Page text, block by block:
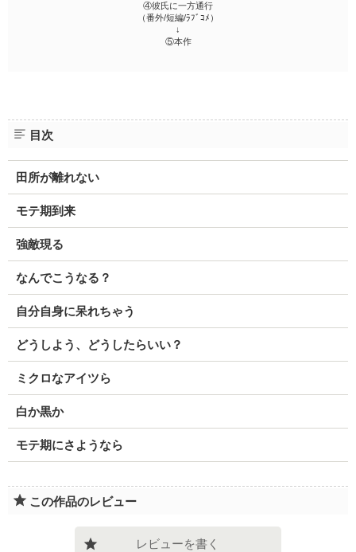
④彼氏に一方通行
（番外/短編/ﾗﾌﾞｺﾒ）
↓
⑤本作
目次
田所が離れない
モテ期到来
強敵現る
なんでこうなる？
自分自身に呆れちゃう
どうしよう、どうしたらいい？
ミクロなアイツら
白か黒か
モテ期にさようなら
この作品のレビュー
レビューを書く